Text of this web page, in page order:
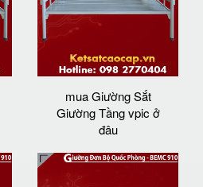
mua Giường Sắt
Giường Tầng vpic ở
đâu